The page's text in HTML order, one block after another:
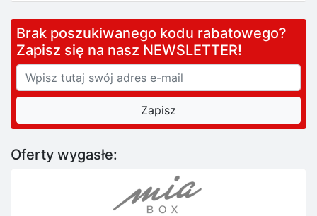
Brak poszukiwanego kodu rabatowego?
Zapisz się na nasz NEWSLETTER!
Oferty wygasłe: